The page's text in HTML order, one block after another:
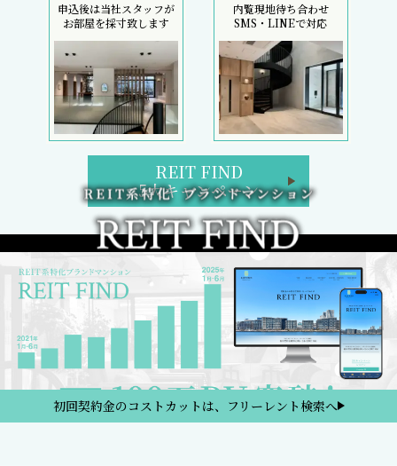
申込後は当社スタッフが
お部屋を採寸致します
内覧現地待ち合わせ
SMS・LINEで対応
REIT FIND
5大キャンペーン
初回契約金のコストカットは、フリーレント検索へ